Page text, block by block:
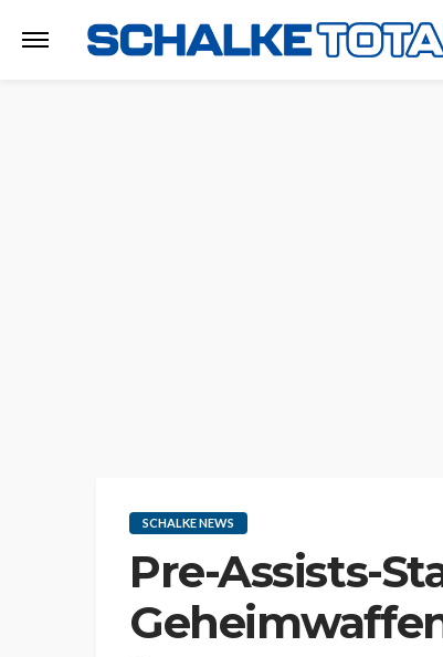
SCHALKE NEWS
Pre-Assists-